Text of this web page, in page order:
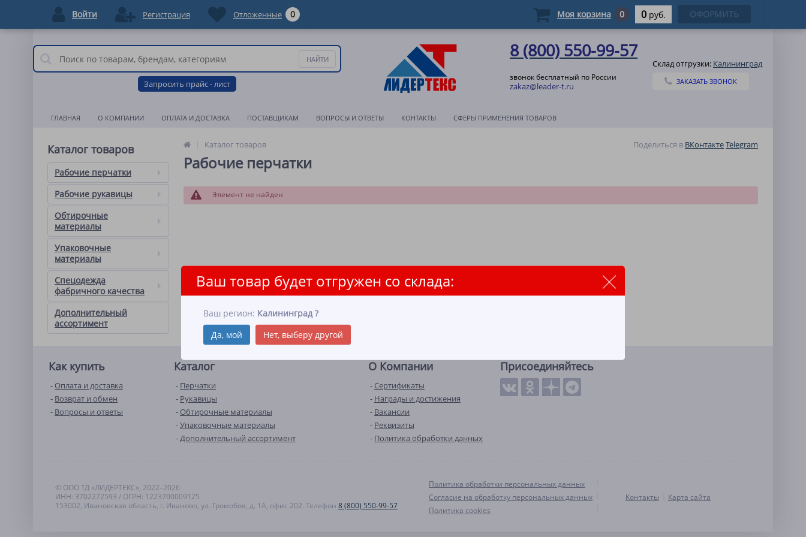
Запросить прайс - лист
8 (800) 550-99-57
звонок бесплатный по России
zakaz@leader-t.ru
Склад отгрузки: Калининград
Ваш товар будет отгружен со склада:
Ваш регион: Калининград ?
Да, мой
Нет, выберу другой
ЗАКАЗАТЬ ЗВОНОК
ГЛАВНАЯ О КОМПАНИИ ОПЛАТА И ДОСТАВКА ПОСТАВЩИКАМ ВОПРОСЫ И ОТВЕТЫ КОНТАКТЫ СФЕРЫ ПРИМЕНЕНИЯ ТОВАРОВ
Каталог товаров
Рабочие перчатки
Рабочие рукавицы
Обтирочные
материалы
Упаковочные
материалы
Спецодежда
фабричного качества
Дополнительный
ассортимент
Каталог товаров Поделиться в ВКонтактеTelegram
Рабочие перчатки
Элемент не найден
Как купить
Оплата и доставка
Возврат и обмен
Вопросы и ответы
Каталог
Перчатки
Рукавицы
Обтирочные материалы
Упаковочные материалы
Дополнительный ассортимент
О Компании
Сертификаты
Награды и достижения
Вакансии
Реквизиты
Политика обработки данных
Присоединяйтесь
© ООО ТД «ЛИДЕРТЕКС», 2022–2026
ИНН: 3702272593 / ОГРН: 1223700009125
153002, Ивановская область, г. Иваново, ул. Громобоя, д. 1А, офис 202. Телефон 8 (800) 550-99-57
Политика обработки персональных данных
Согласие на обработку персональных данных
Политика cookies
Контакты Карта сайта
Войти Регистрация Отложенные 0 Моя корзина 0 0 руб. ОФОРМИТЬ